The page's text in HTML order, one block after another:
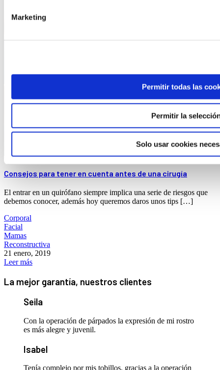
Marketing
Permitir todas las
Permitir la
Solo usar cookies
Consejos para tener en cuenta antes de una cirugía
El entrar en un quirófano siempre implica una serie de riesgos que
debemos conocer, además hoy queremos daros unos tips […]
Corporal
Facial
Mamas
Reconstructiva
21 enero, 2019
Leer más
La mejor garantía, nuestros clientes
Seila
Con la operación de párpados la expresión de mi rostro
es más alegre y juvenil.
Isabel
Tenía complejo por mis tobillos, gracias a la operación